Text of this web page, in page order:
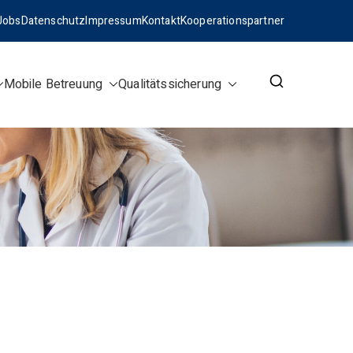
DatenschutzImpressumKontaktKooperationspartner
Mobile Betreuung Qualitätssicherung